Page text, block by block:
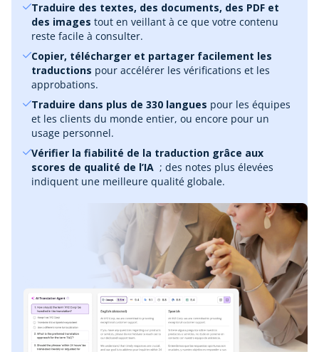
Traduire des textes, des documents, des PDF et
des images tout en veillant à ce que votre contenu
reste facile à consulter.
Copier, télécharger et partager facilement les
traductions pour accélérer les vérifications et les
approbations.
Traduire dans plus de 330 langues pour les équipes
et les clients du monde entier, ou encore pour un
usage personnel.
Vérifier la fiabilité de la traduction grâce aux
scores de qualité de l’IA ; des notes plus élevées
indiquent une meilleure qualité globale.